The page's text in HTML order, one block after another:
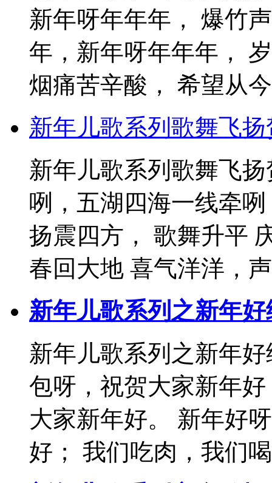
新年呀年年年， 爆竹
年，新年呀年年年，
烟痛苦辛酸， 希望从
新年儿歌系列歌舞飞
新年儿歌系列歌舞飞
咧，五湖四海一线牵
扬震四方， 歌舞升平
春回大地 喜气洋洋，
新年儿歌系列之新年
新年儿歌系列之新年
包呀，祝贺大家新年
大家新年好。 新年好
好； 我们吃肉，我们